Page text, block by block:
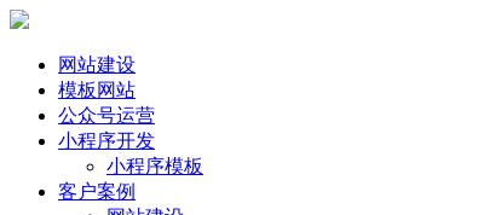
网站建设
模板网站
公众号运营
小程序开发
小程序模板
客户案例